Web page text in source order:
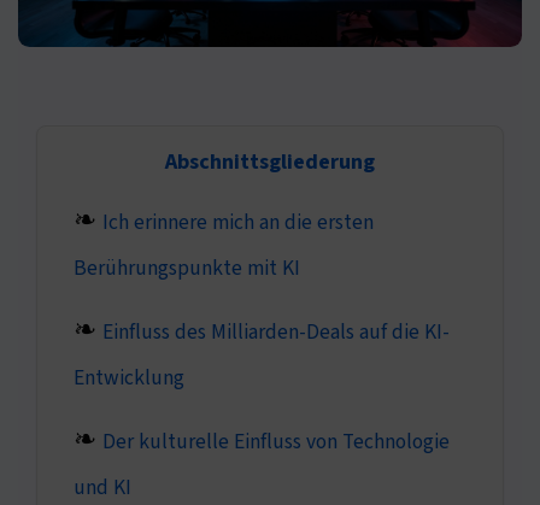
Abschnittsgliederung
Ich erinnere mich an die ersten
Berührungspunkte mit KI
Einfluss des Milliarden-Deals auf die KI-
Entwicklung
Der kulturelle Einfluss von Technologie
und KI